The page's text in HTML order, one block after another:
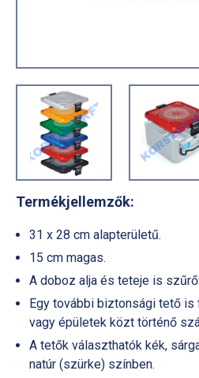
Termékjellemzők:
31 x 28 cm alapterületű.
15 cm magas.
A doboz alja és teteje is
Egy további biztonsági tető
vagy épületek közt történő
A tetők választhatók kék,
natúr (szürke) színben.